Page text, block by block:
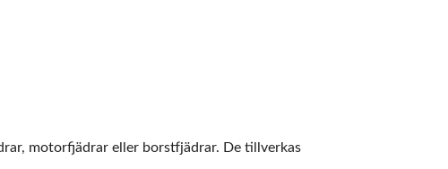
motorfjädrar eller borstfjädrar. De tillverkas